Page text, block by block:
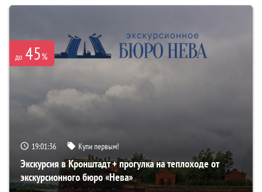
до 45%
19:01:35 Купи первым!
Экскурсия в Кронштадт + прогулка на теплоходе от
экскурсионного бюро «Нева»